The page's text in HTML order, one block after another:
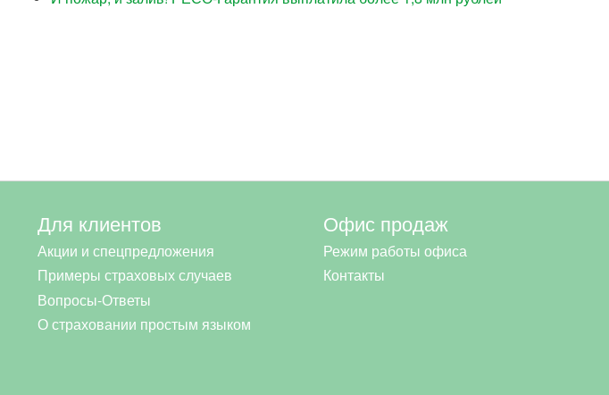
Для клиентов
Акции и спецпредложения
Примеры страховых случаев
Вопросы-Ответы
О страховании простым языком
Офис продаж
Режим работы офиса
Контакты